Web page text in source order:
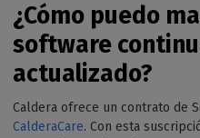
¿Cómo puedo
software
actualizado?
Caldera ofrece un contrato de
CalderaCare. Con esta